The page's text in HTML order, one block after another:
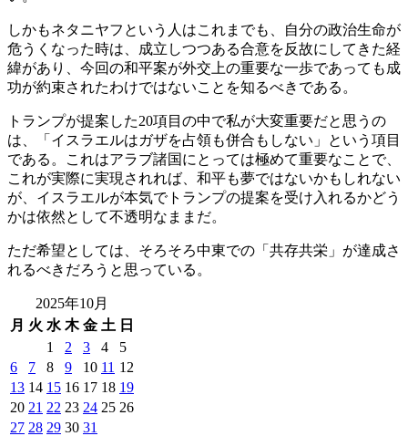
しかもネタニヤフという人はこれまでも、自分の政治生命が
危うくなった時は、成立しつつある合意を反故にしてきた経
緯があり、今回の和平案が外交上の重要な一歩であっても成
功が約束されたわけではないことを知るべきである。
トランプが提案した20項目の中で私が大変重要だと思うの
は、「イスラエルはガザを占領も併合もしない」という項目
である。これはアラブ諸国にとっては極めて重要なことで、
これが実際に実現されれば、和平も夢ではないかもしれない
が、イスラエルが本気でトランプの提案を受け入れるかどう
かは依然として不透明なままだ。
ただ希望としては、そろそろ中東での「共存共栄」が達成さ
れるべきだろうと思っている。
2025年10月
月 火 水 木 金 土 日
1 2 3 4
5
6
7 8 9 10 11 12
13 14 15 16 17 18 19
20 21 22 23 24 25 26
27 28 29 30 31